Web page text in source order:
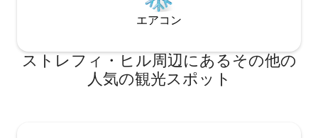
エアコン
ストレフィ・ヒル⁠周⁠辺⁠に⁠あ⁠るそ⁠の⁠他⁠の
人⁠気⁠の観⁠光⁠ス⁠ポ⁠ッ⁠ト